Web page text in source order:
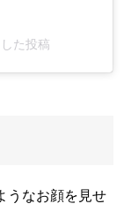
た投稿
うなお顔を見せ